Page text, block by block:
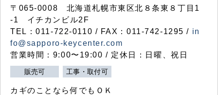
〒065-0008 北海道札幌市東区北８条東８丁目1
-1 イチカンビル2F
TEL：011-722-0110 / FAX：011-742-1295 / in
fo@sapporo-keycenter.com
営業時間：9:00〜19:00 / 定休日：日曜、祝日
販売可 工事・取付可
カギのことなら何でもＯＫ